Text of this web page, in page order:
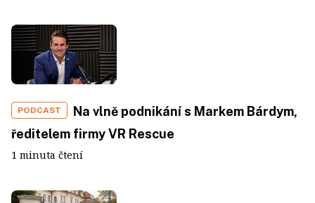
PODCAST
Na vlně podnikání s Markem Bárdym,
ředitelem firmy VR Rescue
1 minuta čtení